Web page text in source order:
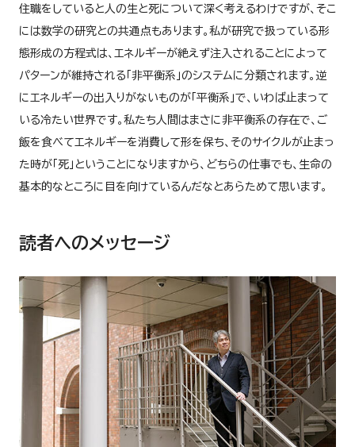
住職をしていると人の生と死について深く考えるわけですが、そこ
には数学の研究との共通点もあります。私が研究で扱っている形
態形成の方程式は、エネルギーが絶えず注入されることによって
パターンが維持される「非平衡系」のシステムに分類されます。逆
にエネルギーの出入りがないものが「平衡系」で、いわば止まって
いる冷たい世界です。私たち人間はまさに非平衡系の存在で、ご
飯を食べてエネルギーを消費して形を保ち、そのサイクルが止まっ
た時が「死」ということになりますから、どちらの仕事でも、生命の
基本的なところに目を向けているんだなとあらためて思います。
読者へのメッセージ